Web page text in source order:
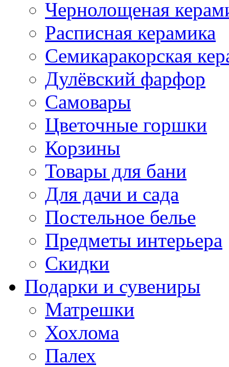
Чернолощеная
Расписная керамика
Семикаракорская
Дулёвский фарфор
Самовары
Цветочные горшки
Корзины
Товары для бани
Для дачи и сада
Постельное белье
Предметы интерьера
Скидки
Подарки и сувениры
Матрешки
Хохлома
Палех